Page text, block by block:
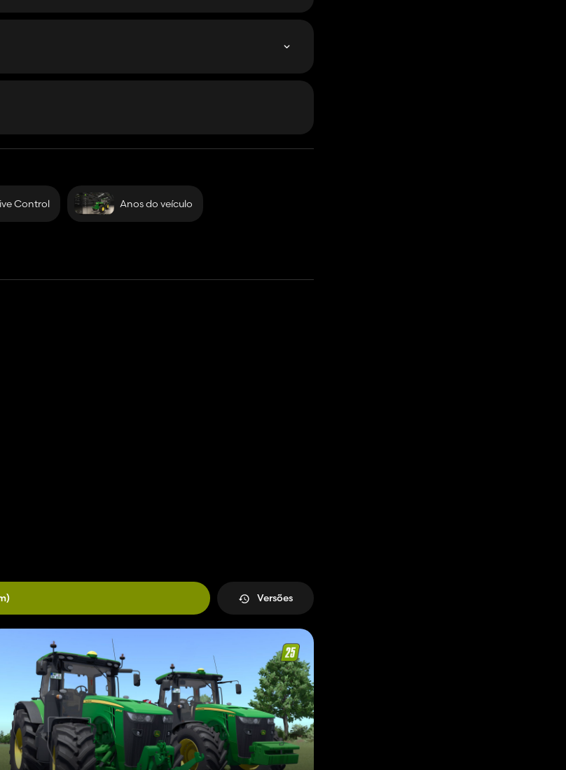
Control Anos do veículo
Versões